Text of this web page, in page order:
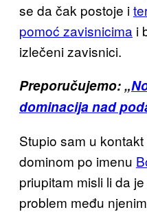
se da čak postoje i
pomoć zavisnicima i
izlečeni zavisnici.
Preporučujemo: „
dominacija nad
Stupio sam u
dominom po imenu
priupitam misli li da
problem među